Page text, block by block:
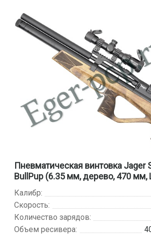
Пневматическая винтовка Jager
BullPup (6.35 мм, дерево, 470 мм,
Калибр:
Скорость:
Количество зарядов:
Объем ресивера: